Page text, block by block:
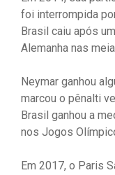
foi interrompida
Brasil caiu após
Alemanha nas
Neymar ganhou
marcou o pênalti
Brasil ganhou a
nos Jogos
Em 2017, o Paris